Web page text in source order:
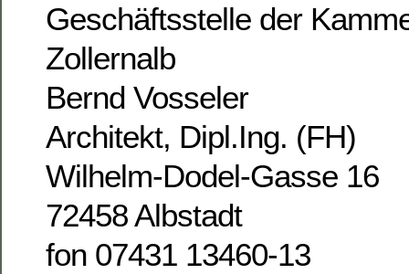
Geschäftsstelle der
Zollernalb
Bernd Vosseler
Architekt, Dipl.Ing. (FH)
Wilhelm-Dodel-Gasse 16
72458 Albstadt
fon 07431 13460-13